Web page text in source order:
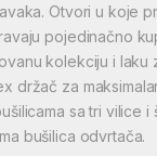
Otvori u koje
pojedinačno
kolekciju i laku
držač za
sa tri vilice i
bušilica odvrtača.